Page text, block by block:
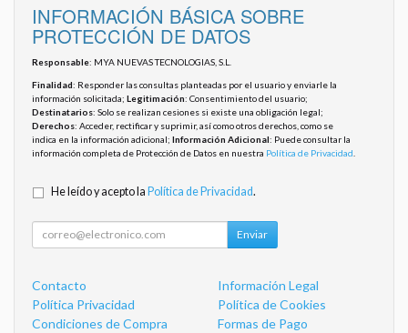
INFORMACIÓN BÁSICA SOBRE
PROTECCIÓN DE DATOS
Responsable: MYA NUEVAS TECNOLOGIAS, S.L.
Finalidad: Responder las consultas planteadas por el usuario y enviarle la
información solicitada; Legitimación: Consentimiento del usuario;
Destinatarios: Solo se realizan cesiones si existe una obligación legal;
Derechos: Acceder, rectificar y suprimir, así como otros derechos, como se
indica en la información adicional; Información Adicional: Puede consultar la
información completa de Protección de Datos en nuestra Política de Privacidad
He leído y acepto la Política de Privacidad.
Enviar
Contacto
Información Legal
Política Privacidad
Política de Cookies
Condiciones de Compra
Formas de Pago